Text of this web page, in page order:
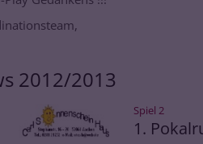
2012/2013
Spiel 2
1.